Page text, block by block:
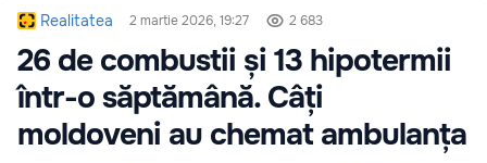
Realitatea 2 martie 2026, 19:27 2 683
26 de combustii și 13 hipotermii
într-o săptămână. Câți
moldoveni au chemat ambulanța